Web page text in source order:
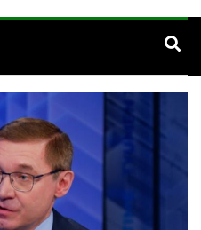
— газета
РА
Республики Адыгея